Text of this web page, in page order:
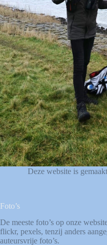
Deze website is
Foto’s
De meeste foto’s op onze
flickr, pexels, tenzij anders
auteursvrije foto’s.